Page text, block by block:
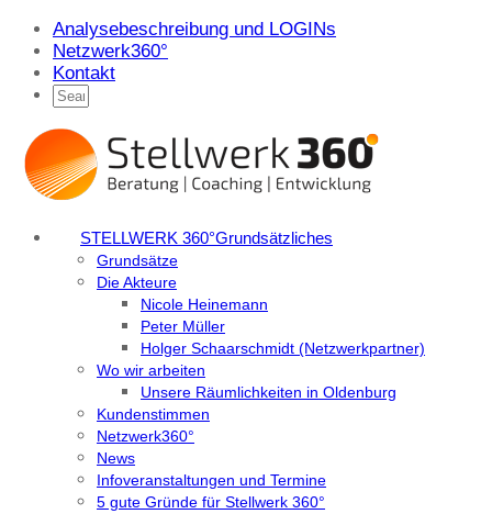
Analysebeschreibung und LOGINs
Netzwerk360°
Kontakt
STELLWERK 360°Grundsätzliches
Grundsätze
Die Akteure
Nicole Heinemann
Peter Müller
Holger Schaarschmidt (Netzwerkpartner)
Wo wir arbeiten
Unsere Räumlichkeiten in Oldenburg
Kundenstimmen
Netzwerk360°
News
Infoveranstaltungen und Termine
5 gute Gründe für Stellwerk 360°